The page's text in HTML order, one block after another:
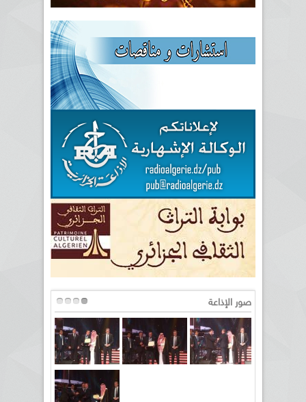
صور الإذاعة